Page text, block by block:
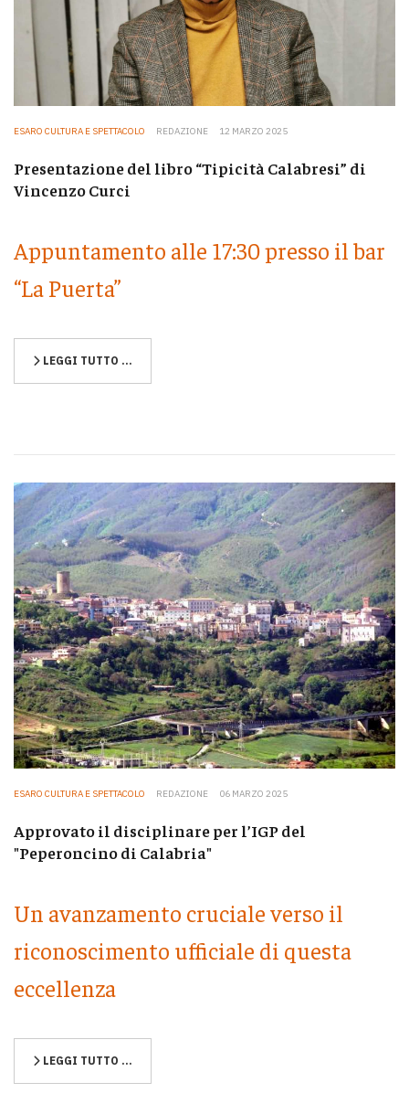
ESARO CULTURA E SPETTACOLO REDAZIONE 12 MARZO 2025
Presentazione del libro “Tipicità Calabresi” di
Vincenzo Curci
Appuntamento alle 17:30 presso il bar
“La Puerta”
LEGGI TUTTO …
ESARO CULTURA E SPETTACOLO REDAZIONE 06 MARZO 2025
Approvato il disciplinare per l’IGP del
"Peperoncino di Calabria"
Un avanzamento cruciale verso il
riconoscimento ufficiale di questa
eccellenza
LEGGI TUTTO …